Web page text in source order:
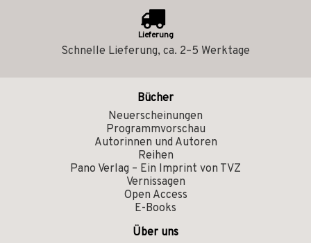
Lieferung
Schnelle Lieferung, ca. 2–5 Werktage
Bücher
Neuerscheinungen
Programmvorschau
Autorinnen und Autoren
Reihen
Pano Verlag – Ein Imprint von TVZ
Vernissagen
Open Access
E-Books
Über uns